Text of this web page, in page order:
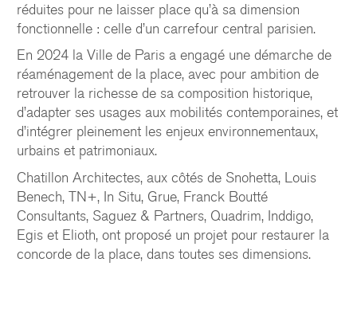
réduites pour ne laisser place qu’à sa dimension
fonctionnelle : celle d’un carrefour central parisien.
En 2024 la Ville de Paris a engagé une démarche de
réaménagement de la place, avec pour ambition de
retrouver la richesse de sa composition historique,
d’adapter ses usages aux mobilités contemporaines, et
d’intégrer pleinement les enjeux environnementaux,
urbains et patrimoniaux.
Chatillon Architectes, aux côtés de Snohetta, Louis
Benech, TN+, In Situ, Grue, Franck Boutté
Consultants, Saguez & Partners, Quadrim, Inddigo,
Egis et Elioth, ont proposé un projet pour restaurer la
concorde de la place, dans toutes ses dimensions.